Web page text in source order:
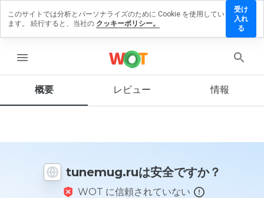
menu
概要 レビュー 情報
tunemug.ruは安全ですか？
WOT に信頼されていない
ビュ
残す
この
イト
このサイトでは分析とパーソナライズのために Cookie を使用してい
ます。 続行すると、当社の クッキーポリシー。
受け
入れ
る